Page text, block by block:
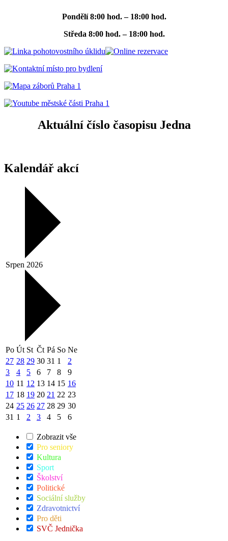
Pondělí 8:00 hod. – 18:00 hod.
Středa 8:00 hod. – 18:00 hod.
Aktuální číslo časopisu Jedna
Kalendář akcí
Srpen 2026
Po Út St Čt Pá So Ne
27 28 29 30 31 1
2
3
4 5 6 7 8
9
10 11 12 13 14 15 16
17 18 19 20 21 22 23
24 25 26 27 28 29 30
31 1 2 3 4 5 6
Zobrazit vše
Pro seniory
Kultura
Sport
Školství
Politické
Sociální služby
Zdravotnictví
Pro děti
SVČ Jednička